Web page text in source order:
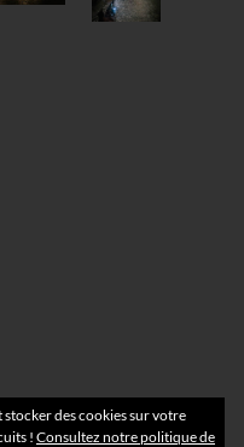
stocker des cookies sur votre
! Consultez notre politique de